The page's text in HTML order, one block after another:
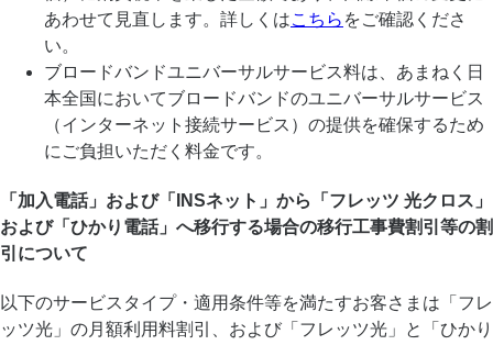
あわせて見直します。詳しくはこちら をご確認くださ
い。
ブロードバンドユニバーサルサービス料は、あまねく日
本全国においてブロードバンドのユニバーサルサービス
（インターネット接続サービス）の提供を確保するため
にご負担いただく料金です。
「加入電話」および「INSネット」から「フレッツ 光クロス」
および「ひかり電話」へ移行する場合の移行工事費割引等の割
引について
以下のサービスタイプ・適用条件等を満たすお客さまは「フレ
ッツ光」の月額利用料割引、および「フレッツ光」と「ひかり